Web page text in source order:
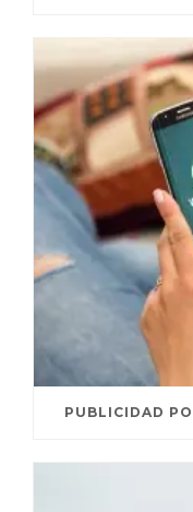
PUBLICIDAD